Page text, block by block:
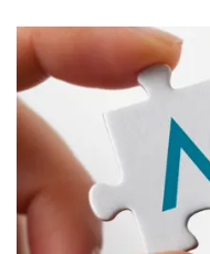
Sicurezza Inbank